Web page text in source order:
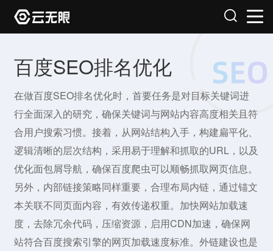
百度SEO排名优化
在做百度SEO排名优化时，首要任务是对目标关键词进
行全面深入的研究，确保关键词与网站内容高度相关且符
合用户搜索习惯。接着，从网站结构入手，构建扁平化、
逻辑清晰的层次结构，采用易于理解和抓取的URL，以及
优化面包屑导航，确保百度爬虫可以顺畅抓取网页信息。
另外，内部链接策略同样重要，合理布局内链，通过锚文
本关联不同页面内容，有效传递权重。加快网站加载速
度，去除冗余代码，压缩资源，启用CDN加速，确保网
站符合百度搜索引擎的网页加载速度标准。外链建设也是